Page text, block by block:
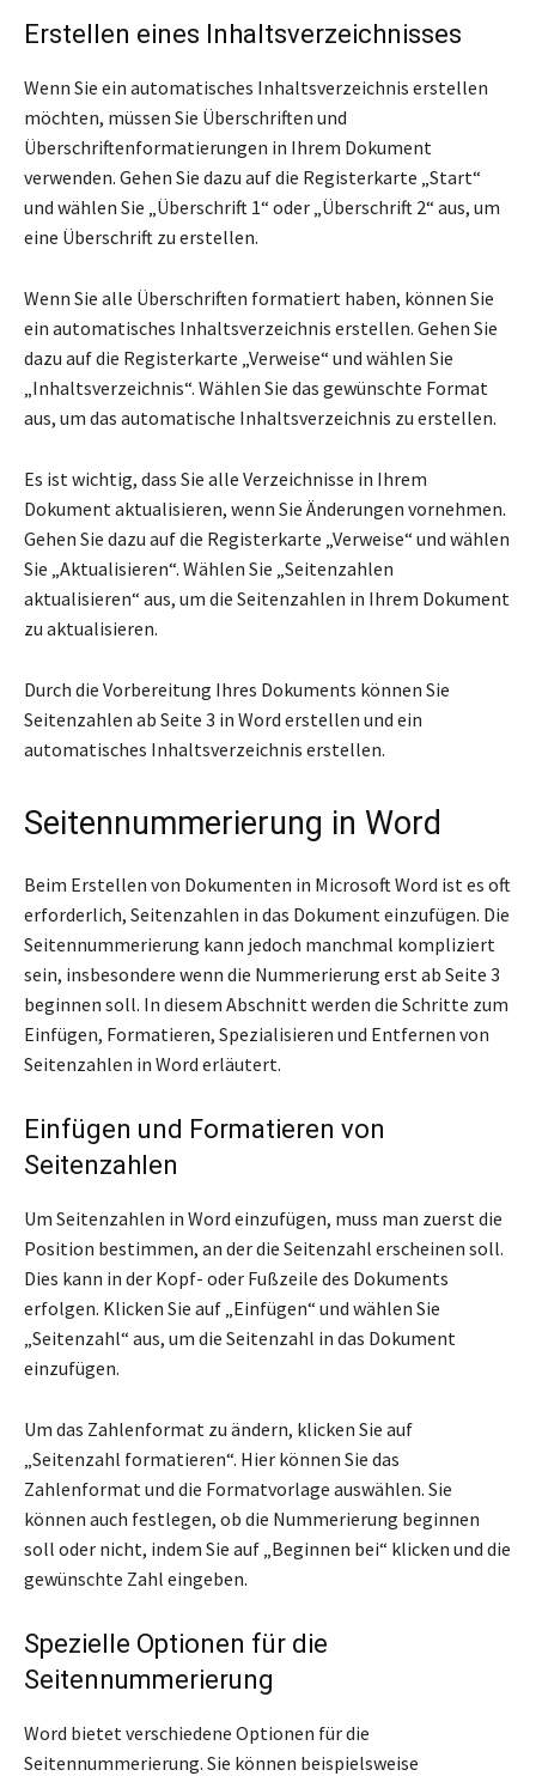
Erstellen eines Inhaltsverzeichnisses
Wenn Sie ein automatisches Inhaltsverzeichnis erstellen
möchten, müssen Sie Überschriften und
Überschriftenformatierungen in Ihrem Dokument
verwenden. Gehen Sie dazu auf die Registerkarte „Start“
und wählen Sie „Überschrift 1“ oder „Überschrift 2“ aus, um
eine Überschrift zu erstellen.
Wenn Sie alle Überschriften formatiert haben, können Sie
ein automatisches Inhaltsverzeichnis erstellen. Gehen Sie
dazu auf die Registerkarte „Verweise“ und wählen Sie
„Inhaltsverzeichnis“. Wählen Sie das gewünschte Format
aus, um das automatische Inhaltsverzeichnis zu erstellen.
Es ist wichtig, dass Sie alle Verzeichnisse in Ihrem
Dokument aktualisieren, wenn Sie Änderungen vornehmen.
Gehen Sie dazu auf die Registerkarte „Verweise“ und wählen
Sie „Aktualisieren“. Wählen Sie „Seitenzahlen
aktualisieren“ aus, um die Seitenzahlen in Ihrem Dokument
zu aktualisieren.
Durch die Vorbereitung Ihres Dokuments können Sie
Seitenzahlen ab Seite 3 in Word erstellen und ein
automatisches Inhaltsverzeichnis erstellen.
Seitennummerierung in Word
Beim Erstellen von Dokumenten in Microsoft Word ist es oft
erforderlich, Seitenzahlen in das Dokument einzufügen. Die
Seitennummerierung kann jedoch manchmal kompliziert
sein, insbesondere wenn die Nummerierung erst ab Seite 3
beginnen soll. In diesem Abschnitt werden die Schritte zum
Einfügen, Formatieren, Spezialisieren und Entfernen von
Seitenzahlen in Word erläutert.
Einfügen und Formatieren von
Seitenzahlen
Um Seitenzahlen in Word einzufügen, muss man zuerst die
Position bestimmen, an der die Seitenzahl erscheinen soll.
Dies kann in der Kopf- oder Fußzeile des Dokuments
erfolgen. Klicken Sie auf „Einfügen“ und wählen Sie
„Seitenzahl“ aus, um die Seitenzahl in das Dokument
einzufügen.
Um das Zahlenformat zu ändern, klicken Sie auf
„Seitenzahl formatieren“. Hier können Sie das
Zahlenformat und die Formatvorlage auswählen. Sie
können auch festlegen, ob die Nummerierung beginnen
soll oder nicht, indem Sie auf „Beginnen bei“ klicken und die
gewünschte Zahl eingeben.
Spezielle Optionen für die
Seitennummerierung
Word bietet verschiedene Optionen für die
Seitennummerierung. Sie können beispielsweise